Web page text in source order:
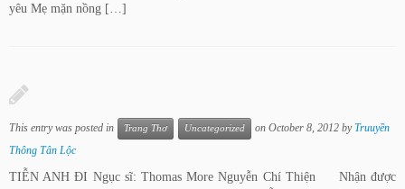
yêu Mẹ mặn nồng […]
This entry was posted in Trang Thơ Uncategorized on October 8, 2012 byTruuyền
Thông Tân Lộc
TIỄN ANH ĐI Ngục sĩ: Thomas More Nguyễn Chí Thiện Nhận được